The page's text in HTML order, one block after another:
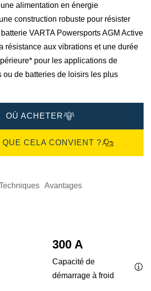
alimentation en énergie
construction robuste pour résister
VARTA Powersports AGM Active
résistance aux vibrations et une durée
pour les applications de
ou de batteries de loisirs les plus
OÙ ACHETER
QUE CELA CONVIENT ?
Avantages
300 A
Capacité de
démarrage à froid